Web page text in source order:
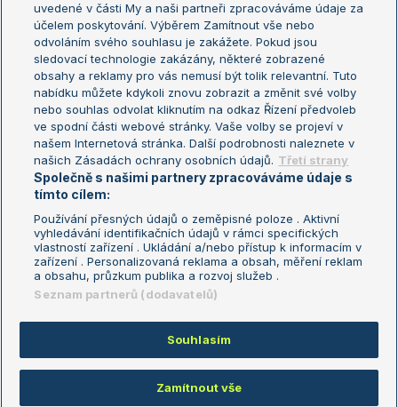
US Open
Turnaj mistrů
Turnaj mistryň
Aktualní trendy
Fotbalové přestupy
Livesport Daily
LS Prague Open
Podmínky užití
Nastavení soukromí
GDPR a žurnalistika
Reklama
Kontakt
Informace o zpracování osobních
údajů
Copyright © 2008-2026 TenisPortal.cz. Využíváme zpravodajství ČTK.
uvedené v části My a naši partneři zpracováváme údaje za
účelem poskytování. Výběrem Zamítnout vše nebo
odvoláním svého souhlasu je zakážete. Pokud jsou
sledovací technologie zakázány, některé zobrazené
obsahy a reklamy pro vás nemusí být tolik relevantní. Tuto
nabídku můžete kdykoli znovu zobrazit a změnit své volby
nebo souhlas odvolat kliknutím na odkaz Řízení předvoleb
ve spodní části webové stránky. Vaše volby se projeví v
našem Internetová stránka. Další podrobnosti naleznete v
našich Zásadách ochrany osobních údajů. Třetí strany
Společně s našimi partnery zpracováváme údaje s
tímto cílem:
Používání přesných údajů o zeměpisné poloze . Aktivní
vyhledávání identifikačních údajů v rámci specifických
vlastností zařízení . Ukládání a/nebo přístup k informacím v
zařízení . Personalizovaná reklama a obsah, měření reklam
a obsahu, průzkum publika a rozvoj služeb .
Seznam partnerů (dodavatelů)
Souhlasím
Zamítnout vše